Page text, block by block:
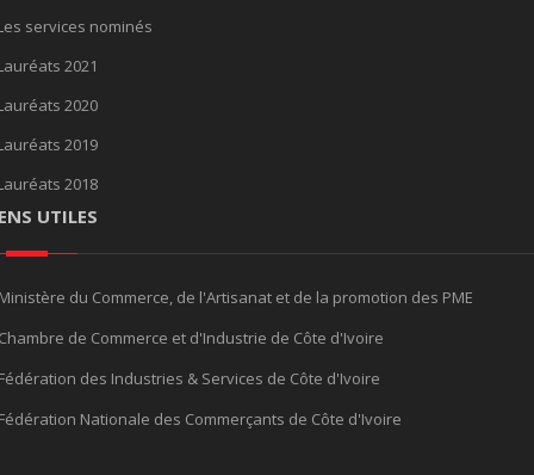
services nominés
2021
2020
2019
2018
UTILES
du Commerce, de l'Artisanat et de la promotion des PME
de Commerce et d'Industrie de Côte d'Ivoire
des Industries & Services de Côte d'Ivoire
Nationale des Commerçants de Côte d'Ivoire